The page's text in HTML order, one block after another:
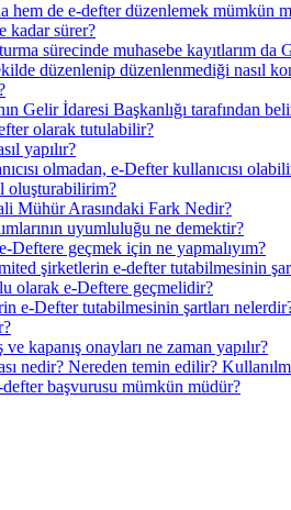
hem de e-defter düzenlemek mümkün
kadar sürer?
sürecinde muhasebe kayıtlarım da
düzenlenip düzenlenmediği nasıl
Gelir İdaresi Başkanlığı tarafından
olarak tutulabilir?
yapılır?
olmadan, e-Defter kullanıcısı
oluşturabilirim?
Mühür Arasındaki Fark Nedir?
uyumluluğu ne demektir?
Deftere geçmek için ne yapmalıyım?
şirketlerin e-defter tutabilmesinin
olarak e-Deftere geçmelidir?
e-Defter tutabilmesinin şartları
ve kapanış onayları ne zaman yapılır?
nedir? Nereden temin edilir?
defter başvurusu mümkün müdür?